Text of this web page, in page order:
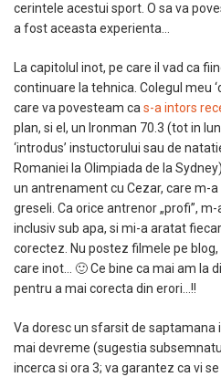
cerintele acestui sport. O sa va
a fost aceasta experienta…
La capitolul inot, pe care il vad ca
continuare la tehnica. Colegul meu
care va povesteam ca s-a intors
plan, si el, un Ironman 70.3 (tot in
‘introdus’ instuctorului sau de
Romaniei la Olimpiada de la
un antrenament cu Cezar, care m-
greseli. Ca orice antrenor „profi”,
inclusiv sub apa, si mi-a aratat
corectez. Nu postez filmele pe
care inot… 🙂 Ce bine ca mai am la
pentru a mai corecta din erori…!!
Va doresc un sfarsit de saptamana
mai devreme (sugestia
incerca si ora 3; va garantez ca vi